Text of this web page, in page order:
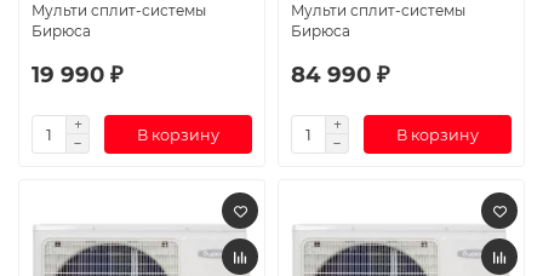
Мульти сплит-системы
Бирюса
19 990 ₽
В корзину
Мульти сплит-системы
Бирюса
84 990 ₽
В корзину